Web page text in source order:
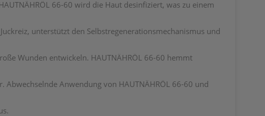
66-60 wird die Haut desinfiziert, was zu einem
unterstützt den Selbstregenerationsmechanismus und
Wunden entwickeln. HAUTNÄHRÖL 66-60 hemmt
Abwechselnde Anwendung von HAUTNÄHRÖL 66-60 und